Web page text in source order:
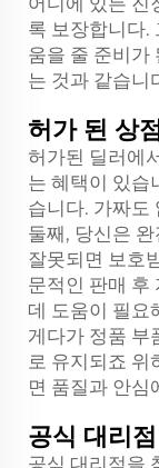
록 보장합니다.
움을 줄 준비가
는 것과 같습니
허가 된 상
허가된 딜러에
는 혜택이 있습
습니다. 가짜도
둘째, 당신은
잘못되면 보호
문적인 판매 후
데 도움이 필요
게다가 정품 부
로 유지되죠 위
면 품질과 안심
공식 대리
공식 대리점을